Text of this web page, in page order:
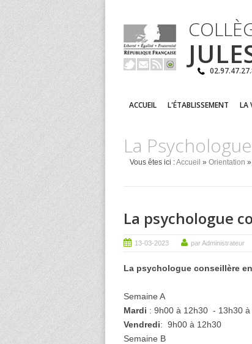
ACCUEIL L'ÉTABLISSEMENT LA
La
Vous êtes ici :Accueil » Orientation
La psychologue
13-03-2023 par Administrateur
La psychologue conseillère
Semaine A
Mardi : 9h00 à 12h30 - 13h30 à
Vendredi: 9h00 à 12h30
Semaine B